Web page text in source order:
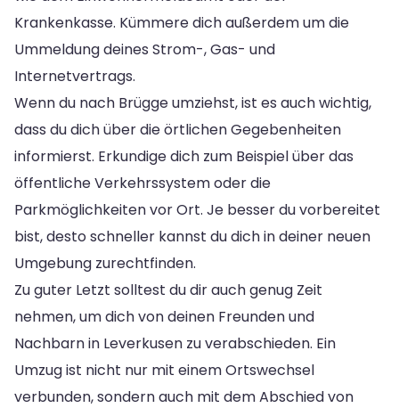
Krankenkasse. Kümmere dich außerdem um die
Ummeldung deines Strom-, Gas- und
Internetvertrags.
Wenn du nach Brügge umziehst, ist es auch wichtig,
dass du dich über die örtlichen Gegebenheiten
informierst. Erkundige dich zum Beispiel über das
öffentliche Verkehrssystem oder die
Parkmöglichkeiten vor Ort. Je besser du vorbereitet
bist, desto schneller kannst du dich in deiner neuen
Umgebung zurechtfinden.
Zu guter Letzt solltest du dir auch genug Zeit
nehmen, um dich von deinen Freunden und
Nachbarn in Leverkusen zu verabschieden. Ein
Umzug ist nicht nur mit einem Ortswechsel
verbunden, sondern auch mit dem Abschied von